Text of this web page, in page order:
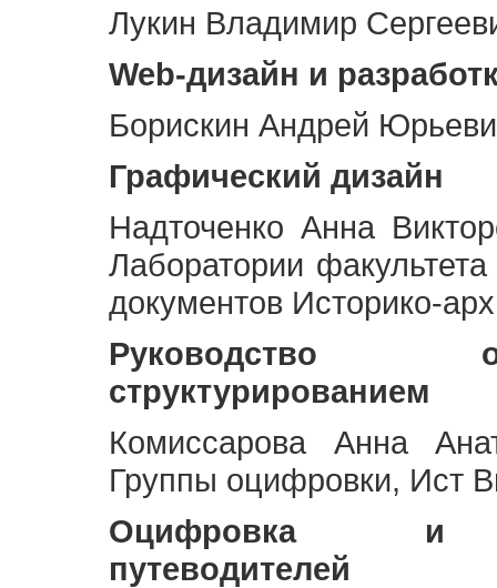
Лукин Владимир
Web-дизайн и
Борискин Андрей
Графический дизайн
Надточенко Анна
Лаборатории
документов Историко-
Руководство
структурированием
Комиссарова Анна
Группы оцифровки, Ист
Оцифровка и
путеводителей